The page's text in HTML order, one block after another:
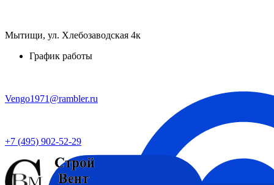
Мытищи, ул. Хлебозаводская 4к
График работы
Vengo1971@rambler.ru
+7 (495) 902-52-29